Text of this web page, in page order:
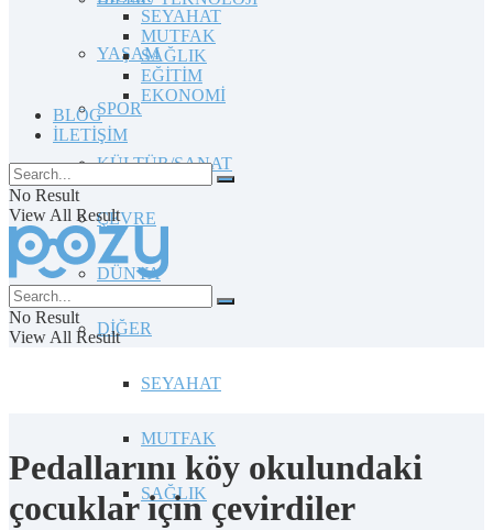
YAŞAM
SPOR
KÜLTÜR/SANAT
ÇEVRE
DÜNYA
DİĞER
SEYAHAT
MUTFAK
SAĞLIK
SEYAHAT
MUTFAK
SAĞLIK
EĞİTİM
EKONOMİ
BLOG
İLETİŞİM
No Result
View All Result
No Result
View All Result
Pedallarını köy okulundaki
çocuklar için çevirdiler